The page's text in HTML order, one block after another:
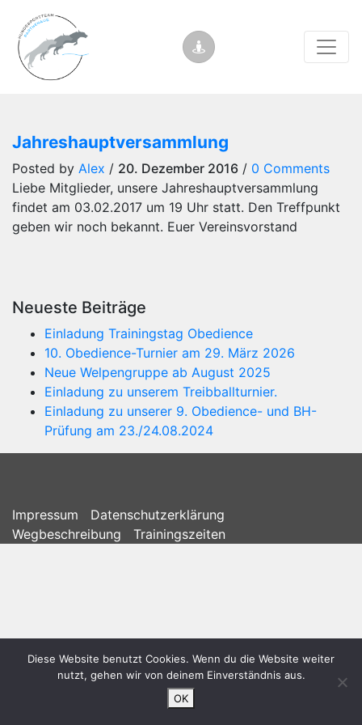
Jahreshauptversammlung
Posted by Alex / 20. Dezember 2016 / 0 Comments
Liebe Mitglieder, unsere Jahreshauptversammlung
findet am 03.02.2017 um 19 Uhr statt. Den Treffpunkt
geben wir noch bekannt. Euer Vereinsvorstand
Neueste Beiträge
Einladung Trainingstag Obedience
10. Obedience-Turnier am 29. März 2026
Neue Welpengruppe ab August 2025
Einladung zu unserem Treibballturnier.
Einladung zu unserer 9. Obedience- und BH-
Prüfung am 23./24.08.2024
Impressum
Datenschutzerklärung
Wegbeschreibung
Trainingszeiten
Diese Website benutzt Cookies. Wenn du die Website weiter
nutzt, gehen wir von deinem Einverständnis aus.
OK